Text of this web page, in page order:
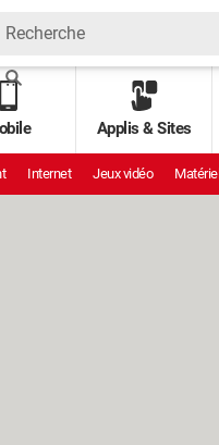
Applis & Sites
Internet Jeux vidéo Matériel